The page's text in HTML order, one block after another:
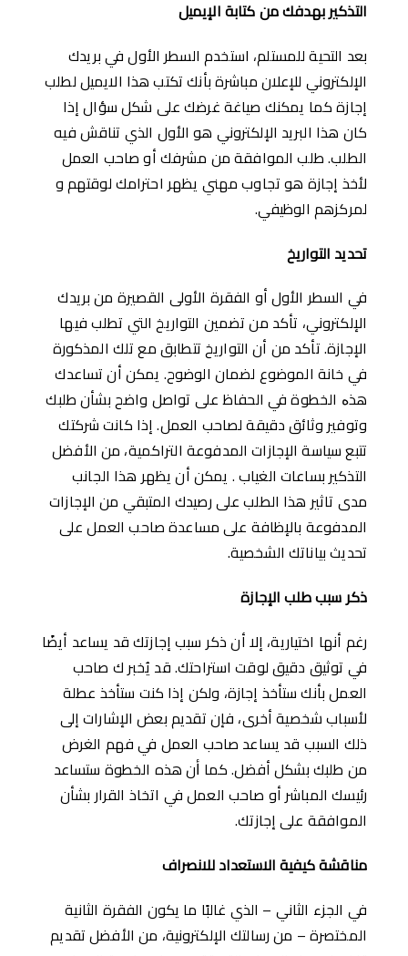
التذكيربهدفكمنكتابة اﻹيميل
بعد التحية للمستلم، استخدم السطر الأول في بريدك
الإلكتروني للإعلان مباشرة بأنك تكتب هذا الايميل لطلب
إجازة كما يمكنك صياغة غرضك على شكل سؤال إذا
كان هذا البريد الإلكتروني هو الأول الذي تناقش فيه
الطلب. طلب الموافقة من مشرفك أو صاحب العمل
لأخذ إجازة هو تجاوب مهني يظهر احترامك لوقتهم و
لمركزهم الوظيفي.
تحديد التواريخ
في السطر الأول أو الفقرة الأولى القصيرة من بريدك
الإلكتروني، تأكد من تضمين التواريخ التي تطلب فيها
الإجازة. تأكد من أن التواريخ تتطابق مع تلك المذكورة
في خانة الموضوع لضمان الوضوح. يمكن أن تساعدك
هذە الخطوة في الحفاظ على تواصل واضح بشأن طلبك
وتوفير وثائق دقيقة لصاحب العمل. إذا كانت شركتك
تتبع سياسة الإجازات المدفوعة التراكمية، من اﻷفضل
التذكير بساعات الغياب . يمكن أن يظهر هذا الجانب
مدى تاثير هذا الطلب على رصيدك المتبقي من الإجازات
المدفوعة باﻹظافة على مساعدة صاحب العمل على
تحديث بياناتك الشخصية.
ذكر سبب طلب الإجازة
رغم أنها اختيارية، إلا أن ذكر سبب إجازتك قد يساعد أيضًا
في توثيق دقيق لوقت استراحتك. قد يُخبر ك صاحب
العمل بأنك ستأخذ إجازة، ولكن إذا كنت ستأخذ عطلة
لأسباب شخصية أخرى، فإن تقديم بعض الإشارات إلى
ذلك السبب قد يساعد صاحب العمل في فهم الغرض
من طلبك بشكل أفضل. كما ﺃن هذه الخطوة ستساعد
رئيسك المباشر أو صاحب العمل في اتخاذ القرار بشأن
الموافقة على إجازتك.
مناقشة كيفية الاستعداد للانصراف
في الجزء الثاني – الذي غالبًا ما يكون الفقرة الثانية
المختصرة – من رسالتك الإلكترونية، من اﻷفضل تقديم